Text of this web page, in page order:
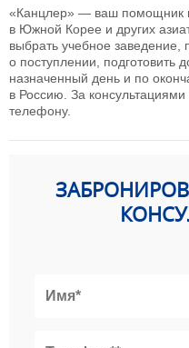
«Канцлер» — ваш помощник
в Южной Корее и других
выбрать учебное заведение,
о поступлении, подготовить
назначенный день и по
в Россию. За
телефону.